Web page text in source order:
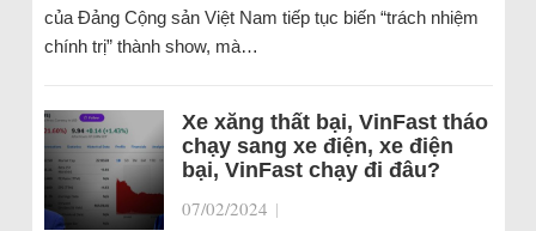
của Đảng Cộng sản Việt Nam tiếp tục biến “trách nhiệm
chính trị” thành show, mà…
Xe xăng thất bại, VinFast tháo
chạy sang xe điện, xe điện
bại, VinFast chạy đi đâu?
07/02/2024 |